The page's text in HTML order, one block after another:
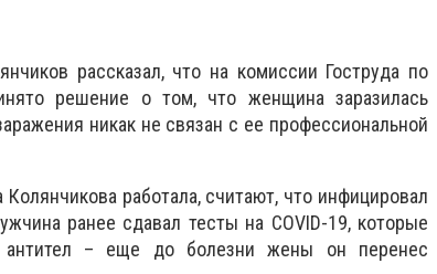
рассказал, что на комиссии Гоструда по
решение о том, что женщина заразилась
никак не связан с ее профессиональной
работала, считают, что инфицировал
ранее сдавал тесты на COVID-19, которые
антител – еще до болезни жены он перенес